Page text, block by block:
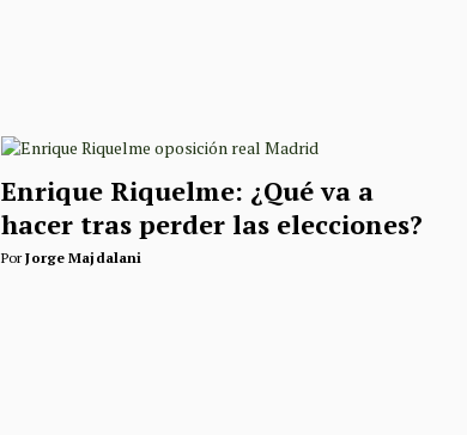
Enrique Riquelme: ¿Qué va a
hacer tras perder las elecciones?
PorJorge Majdalani